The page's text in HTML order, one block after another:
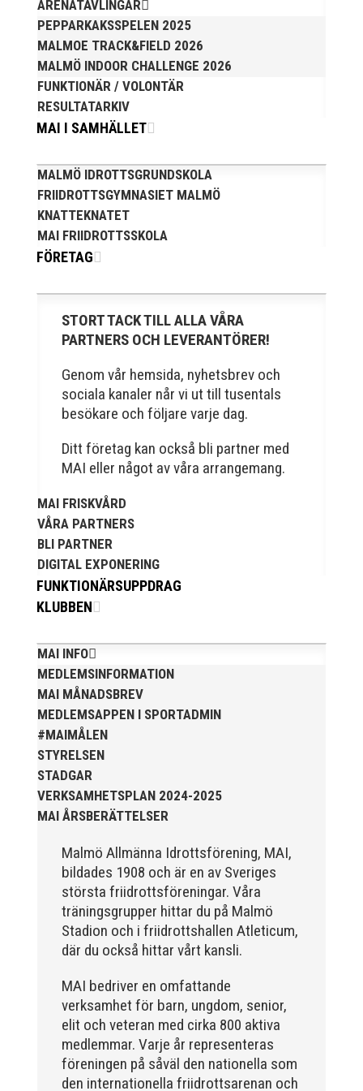
ARENATÄVLINGAR
PEPPARKAKSSPELEN 2025
MALMOE TRACK&FIELD 2026
MALMÖ INDOOR CHALLENGE 2026
FUNKTIONÄR / VOLONTÄR
RESULTATARKIV
MAI I SAMHÄLLET
MALMÖ IDROTTSGRUNDSKOLA
FRIIDROTTSGYMNASIET MALMÖ
KNATTEKNATET
MAI FRIIDROTTSSKOLA
FÖRETAG
STORT TACK TILL ALLA VÅRA
PARTNERS OCH LEVERANTÖRER!
Genom vår hemsida, nyhetsbrev och
sociala kanaler når vi ut till tusentals
besökare och följare varje dag.
Ditt företag kan också bli partner med
MAI eller något av våra arrangemang.
MAI FRISKVÅRD
VÅRA PARTNERS
BLI PARTNER
DIGITAL EXPONERING
FUNKTIONÄRSUPPDRAG
KLUBBEN
MAI INFO
MEDLEMSINFORMATION
MAI MÅNADSBREV
MEDLEMSAPPEN I SPORTADMIN
#MAIMÅLEN
STYRELSEN
STADGAR
VERKSAMHETSPLAN 2024-2025
MAI ÅRSBERÄTTELSER
Malmö Allmänna Idrottsförening, MAI,
bildades 1908 och är en av Sveriges
största friidrottsföreningar. Våra
träningsgrupper hittar du på Malmö
Stadion och i friidrottshallen Atleticum,
där du också hittar vårt kansli.
MAI bedriver en omfattande
verksamhet för barn, ungdom, senior,
elit och veteran med cirka 800 aktiva
medlemmar. Varje år representeras
föreningen på såväl den nationella som
den internationella friidrottsarenan och
När Friidrottssverige samlades för fest gick en av
utmärkelserna till MAI och Kalvinknatet – Lasses
skötebarn i alla år. MAI-delegationen fick ta emot
ordförande Fredrik Wennolf på plats för att ta emot
hyllningarna. –...
Som traditionen bjuder så var vi ett helt gäng löpare
från MAI RUNNERS som sprang det mysiga
Sylvesterloppet på självaste nyårsafton. Formen är
enkel, ett eller två varv runt Pildammsparken (2,7 km
respektive 5,4 kilometer), med tidtagning på de fem
främsta i varje...
Klubbchef – Malmö Allmänna Idrottsförening (MAI)
Vill du vara med och skapa glädje, gemenskap och
utveckling i en av Sveriges största
friidrottsföreningar? Malmö Allmänna Idrottsförening
– MAI – söker en engagerad, strategisk,
För mig har Lasse betytt oerhört mycket på flera
han för mig en handlingskraftig ledare som alltid var
på plats och igång med en mängd olika projekt. Med
sin parhäst och nära vän, Bengt Bendéus,...
Nu är hösten här och för oss MAI:re betyder det olika
saker beroende på var man befinner sig i